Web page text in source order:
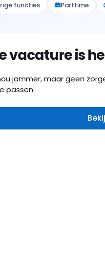
functies Parttime
vacature is
jammer, maar geen
passen.